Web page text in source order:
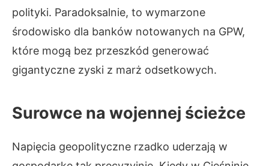
polityki. Paradoksalnie, to wymarzone
środowisko dla banków notowanych na GPW,
które mogą bez przeszkód generować
gigantyczne zyski z marż odsetkowych.
Surowce na wojennej ścieżce
Napięcia geopolityczne rzadko uderzają w